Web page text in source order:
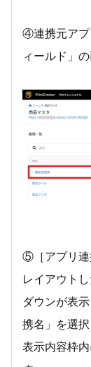
④連携元アプ
ィールド」
⑤［アプリ連
レイアウト
ダウンが表
携名」を選択
表示内容枠